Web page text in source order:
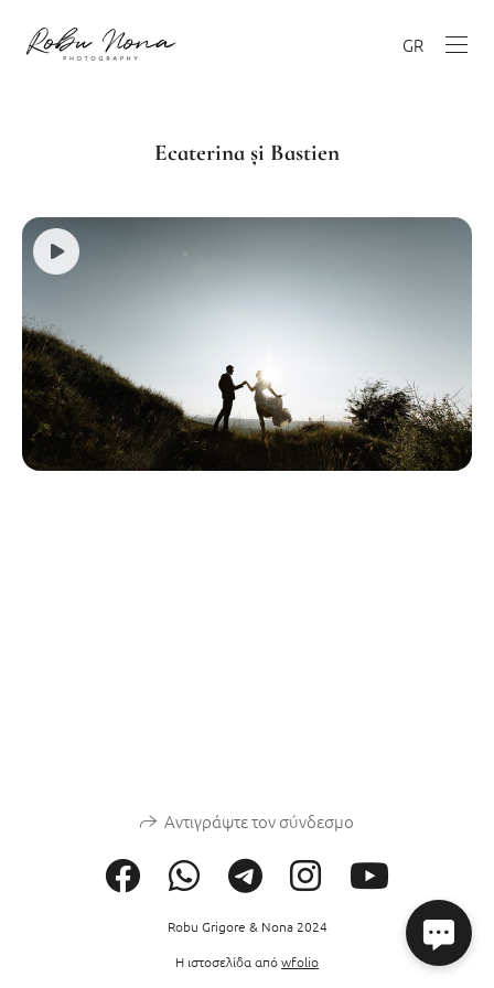
GR
Ecaterina și Bastien
Αντιγράψτε τον σύνδεσμο
Robu Grigore & Nona 2024
Η ιστοσελίδα απόwfolio